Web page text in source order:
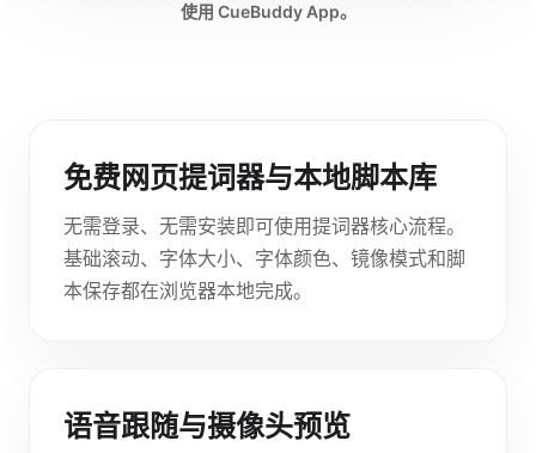
使用 CueBuddy App。
免费网页提词器与本地脚本库
无需登录、无需安装即可使用提词器核心流程。
基础滚动、字体大小、字体颜色、镜像模式和脚
本保存都在浏览器本地完成。
语音跟随与摄像头预览